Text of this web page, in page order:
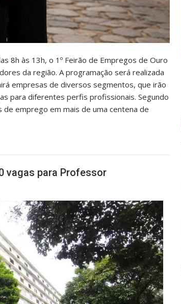
8h às 13h, o 1º Feirão de Empregos de Ouro
da região. A programação será realizada
empresas de diversos segmentos, que irão
para diferentes perfis profissionais. Segundo
emprego em mais de uma centena de
vagas para Professor